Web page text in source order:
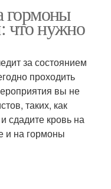
гормоны
что нужно
за состоянием
проходить
вы не
таких, как
сдадите кровь на
и на гормоны